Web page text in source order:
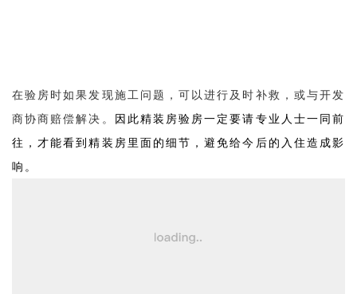
在验房时如果发现施工问题，可以进行及时补救，或与开发
商协商赔偿解决。 因此精装房验房一定要请专业人士一同前
往，才能看到精装房里面的细节，避免给今后的入住造成影
响。